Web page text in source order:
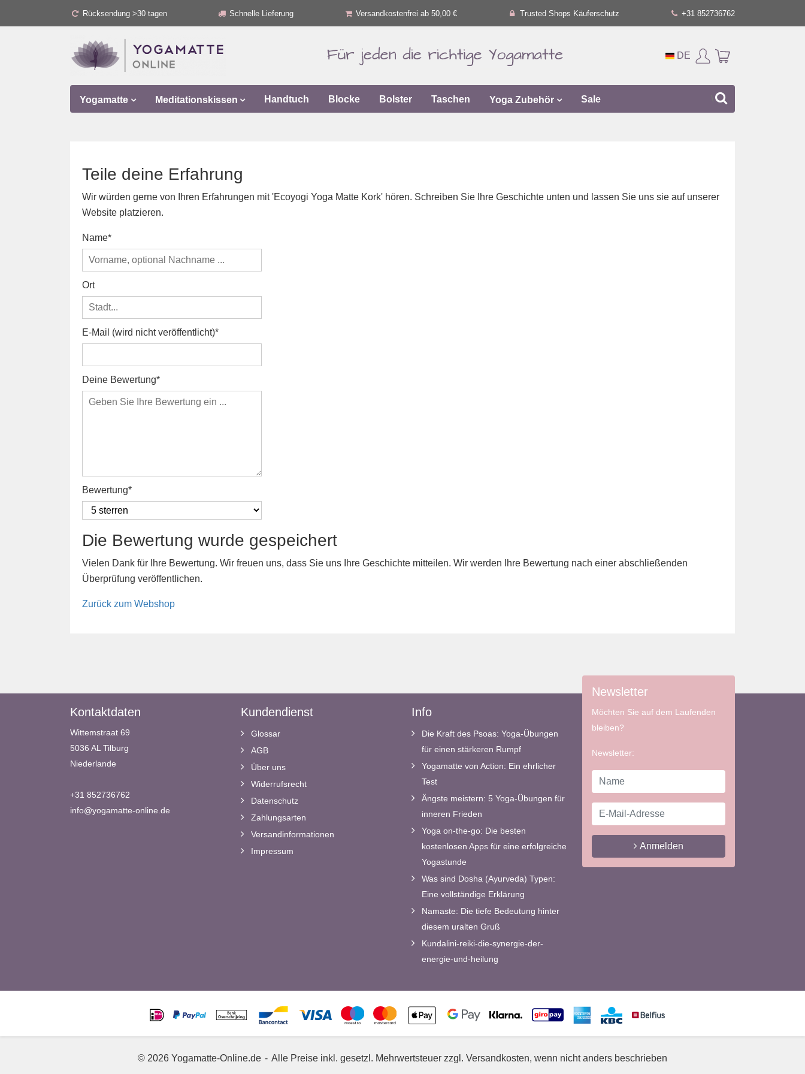
Rücksendung >30 tagen Schnelle Lieferung Versandkostenfrei ab 50,00 € Trusted Shops Käuferschutz +31 852736762
DE
Yogamatte Meditationskissen Handtuch Blocke Bolster Taschen Yoga Zubehör Sale
Teile deine Erfahrung
Wir würden gerne von Ihren Erfahrungen mit 'Ecoyogi Yoga Matte Kork' hören. Schreiben Sie Ihre Geschichte unten und lassen Sie uns sie auf unserer
Website platzieren.
Name
Ort
E-Mail (wird nicht veröffentlicht)
Deine Bewertung
Bewertung
Die Bewertung wurde gespeichert
Vielen Dank für Ihre Bewertung. Wir freuen uns, dass Sie uns Ihre Geschichte mitteilen. Wir werden Ihre Bewertung nach einer abschließenden
Überprüfung veröffentlichen.
Zurück zum Webshop
Kontaktdaten
Wittemstraat 69
5036 AL Tilburg
Niederlande
+31 852736762
info@yogamatte-online.de
Kundendienst
Glossar
AGB
Über uns
Widerrufsrecht
Datenschutz
Zahlungsarten
Versandinformationen
Impressum
Info
Die Kraft des Psoas: Yoga-Übungen
für einen stärkeren Rumpf
Yogamatte von Action: Ein ehrlicher
Test
Ängste meistern: 5 Yoga-Übungen für
inneren Frieden
Yoga on-the-go: Die besten
kostenlosen Apps für eine erfolgreiche
Yogastunde
Was sind Dosha (Ayurveda) Typen:
Eine vollständige Erklärung
Namaste: Die tiefe Bedeutung hinter
diesem uralten Gruß
Kundalini-reiki-die-synergie-der-
energie-und-heilung
Newsletter
Möchten Sie auf dem Laufenden
bleiben?
Newsletter:
Anmelden
© 2026 Yogamatte-Online.de Alle Preise inkl. gesetzl. Mehrwertsteuer zzgl. Versandkosten, wenn nicht anders beschrieben